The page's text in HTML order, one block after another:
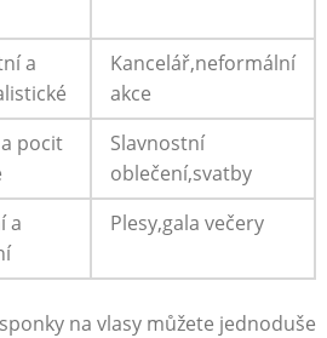
a‍
Kancelář,neformální
akce
pocit
Slavnostní
oblečení,svatby
a
Plesy,gala večery
na ​vlasy můžete jednoduše